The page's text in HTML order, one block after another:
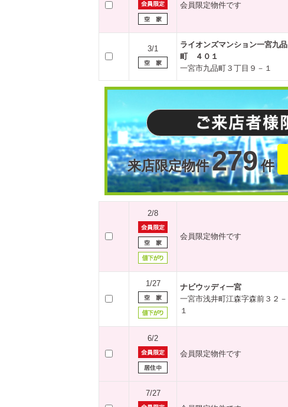
会員限定物件です
3/1
ライオンズマンション一宮九品
町 ４０１
一宮市九品町３丁目９－１
来店限定物件279件
2/8
会員限定物件です
1/27
ナビウッディ一宮
一宮市浅井町江森字森前３２－
１
6/2
会員限定物件です
7/27